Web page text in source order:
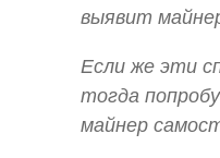
выявит
Если же эти
тогда
майнер